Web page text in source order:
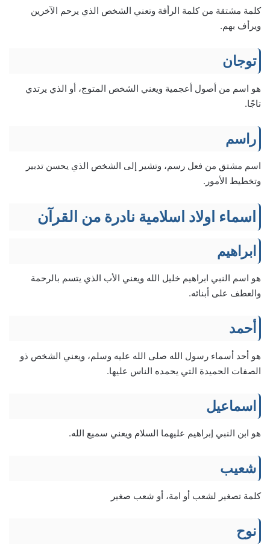
كلمة مشتقة من كلمة الرأفة وتعني الشخص الذي يرحم الآخرين
ويرأف بهم.
توجان
هو اسم من أصول أعجمية ويعني الشخص المتوج، أو الذي يرتدي
تاجًا.
راسم
اسم مشتق من فعل رسم، وتشير إلى الشخص الذي يحسن تدبير
وتخطيط الأمور.
اسماء اولاد اسلامية نادرة من القرآن
ابراهيم
هو اسم النبي ابراهيم خليل الله ويعني الأب الذي يتسم بالرحمة
والعطف على أبنائه.
أحمد
هو أحد أسماء رسول الله صلى الله عليه وسلم، ويعني الشخص ذو
الصفات الحميدة التي يحمده الناس عليها.
اسماعيل
هو ابن النبي إبراهيم عليهما السلام ويعني سميع الله.
شعيب
كلمة تصغير لشعب أو امة، أو شعب صغير
نوح